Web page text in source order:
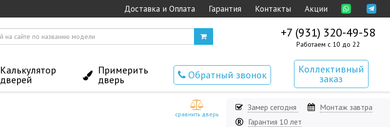
Доставка и Оплата Гарантия Контакты Акции
+7 (931) 320-49-58
Работаем с 10 до 22
Калькулятор
дверей
Примерить
дверь Обратный звонок Коллективный
заказ
сравнить дверь
Замер сегодня
Монтаж завтра
Гарантия 10 лет